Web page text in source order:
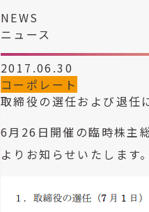
NEWS
ニュース
2017.06.30
コーポレート
取締役の選任および退任
6月26日開催の臨時株主
よりお知らせいたします。